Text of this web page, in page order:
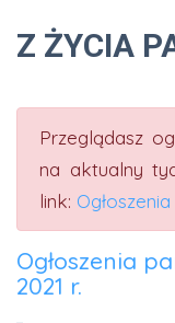
Z ŻYCIA
Przeglądasz
na aktualny
link:
Ogłoszenia
2021 r.